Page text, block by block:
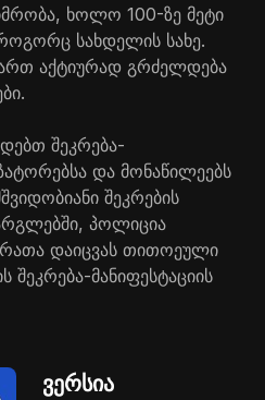
ხოლო 100-ზე მეტი
სახდელის სახე.
აქტიურად გრძელდება
შეკრება-
და მონაწილეებს
შეკრების
პოლიცია
დაიცვას თითოეული
შეკრება-მანიფესტაციის
ვერსია